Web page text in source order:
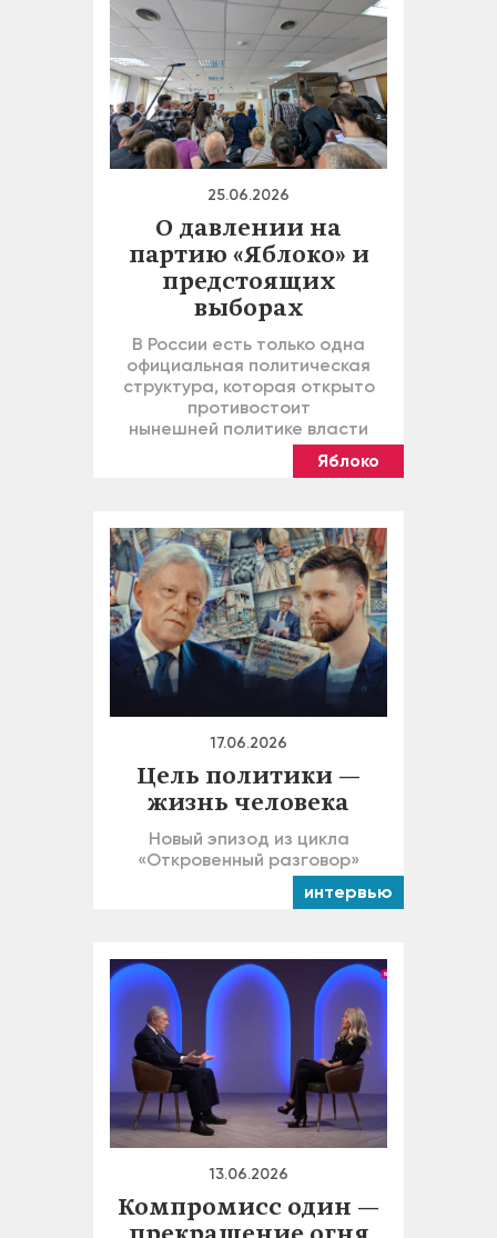
25.06.2026
О давлении на
партию «Яблоко» и
предстоящих
выборах
В России есть только одна
официальная политическая
структура, которая открыто
противостоит
нынешней политике власти
Яблоко
17.06.2026
Цель политики —
жизнь человека
Новый эпизод из цикла
«Откровенный разговор»
интервью
13.06.2026
Компромисс один —